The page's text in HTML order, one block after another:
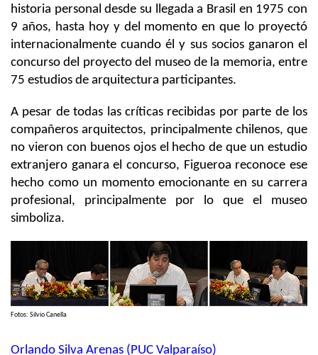
historia personal desde su llegada a Brasil en 1975 con
9 años, hasta hoy y del momento en que lo proyectó
internacionalmente cuando él y sus socios ganaron el
concurso del proyecto del museo de la memoria, entre
75 estudios de arquitectura participantes.
A pesar de todas las críticas recibidas por parte de los
compañeros arquitectos, principalmente chilenos, que
no vieron con buenos ojos el hecho de que un estudio
extranjero ganara el concurso, Figueroa reconoce ese
hecho como un momento emocionante en su carrera
profesional, principalmente por lo que el museo
simboliza.
Fotos: Silvio Canella
Orlando Silva Arenas (PUC Valparaíso)